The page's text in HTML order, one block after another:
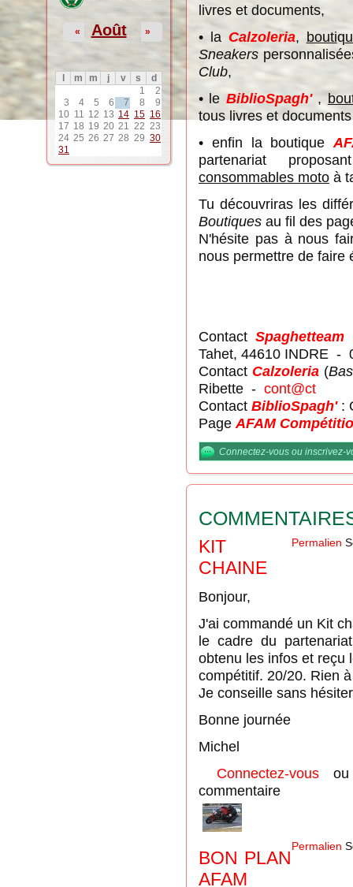
Août
« »
m m j v s
d
1
2
3
4 5 6 7 8
9
10 11 12 13 14 15 16
17 18 19 20 21 22 23
24 25 26 27 28 29 30
31
livres et documents,
• la Calzoleria, boutiq
Sneakers
Club,
• le BiblioSpagh',
tous livres et
• enfin la boutique
partenariat
consommables moto à
Tu découvriras les
Boutiques au fil des
N'hésite pas à nous
nous permettre de faire
Contact Spaghetteam
Tahet, 44610 INDRE
Contact Calzoleria (
Ribette - cont@ct
Contact BiblioSpagh':
Page AFAM
Connectez-vous ou inscrivez-
Permalien
KIT
CHAINE
Bonjour,
J'ai commandé un Kit
le cadre du
obtenu les infos et reçu
compétitif. 20/20. Rien
Je conseille sans
Bonne journée
Michel
Connectez-vous
commentaire
Permalien
BON PLAN
AFAM